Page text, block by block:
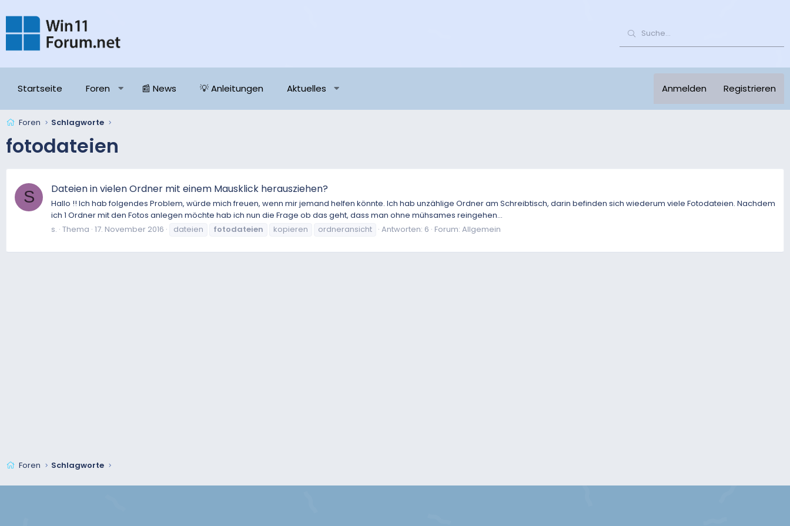
Startseite Foren 📰 News 💡 Anleitungen Aktuelles Anmelden Registrieren
Foren Schlagworte
fotodateien
S Dateien in vielen Ordner mit einem Mausklick herausziehen?
Hallo !! Ich hab folgendes Problem, würde mich freuen, wenn mir jemand helfen könnte. Ich hab unzählige Ordner am Schreibtisch, darin befinden sich wiederum viele Fotodateien. Nachdem
ich 1 Ordner mit den Fotos anlegen möchte hab ich nun die Frage ob das geht, dass man ohne mühsames reingehen...
s. Thema 17. November 2016 dateien fotodateien kopieren ordneransicht Antworten: 6 Forum: Allgemein
Foren Schlagworte